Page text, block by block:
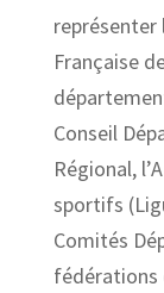
représenter
Française
Conseil
Régional,
sportifs
Comités
fédérations